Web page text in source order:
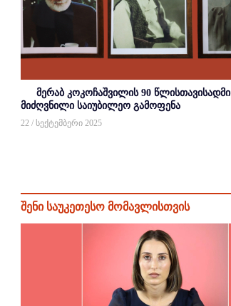
მერაბ კოკოჩაშვილის 90 წლისთავისადმი
მიძღვნილი საიუბილეო გამოფენა
22 / სექტემბერი 2025
შენი საუკეთესო მომავლისთვის